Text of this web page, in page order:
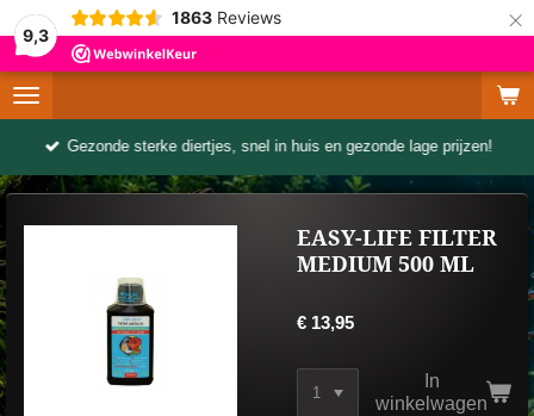
9,3
1863 Reviews ×
Gezonde sterke diertjes, snel in huis en gezonde lage prijzen!
EASY-LIFE FILTER
MEDIUM 500 ML
€ 13,95
In
winkelwagen